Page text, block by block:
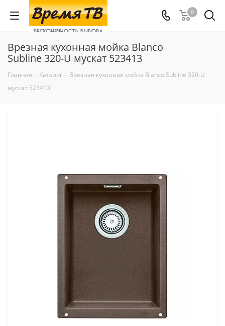
0
Врезная кухонная мойка Blanco
Subline 320-U мускат 523413
Главная - Каталог - Врезная кухонная мойка Blanco Subline 320-U
мускат 523413